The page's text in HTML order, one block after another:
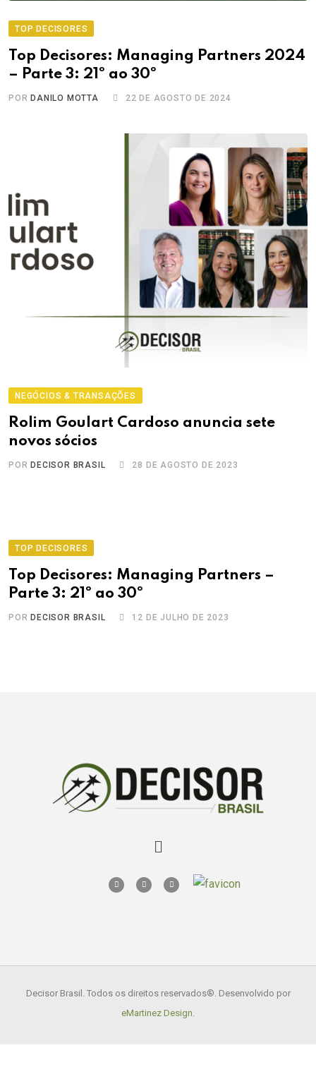
TOP DECISORES
Top Decisores: Managing Partners 2024
– Parte 3: 21º ao 30º
POR DANILO MOTTA 22 DE AGOSTO DE 2024
NEGÓCIOS & TRANSAÇÕES
Rolim Goulart Cardoso anuncia sete
novos sócios
PORDECISOR BRASIL 28 DE AGOSTO DE 2023
TOP DECISORES
Top Decisores: Managing Partners –
Parte 3: 21º ao 30º
PORDECISOR BRASIL 12 DE JULHO DE 2023
Decisor Brasil. Todos os direitos reservados®. Desenvolvido por
eMartinez Design.